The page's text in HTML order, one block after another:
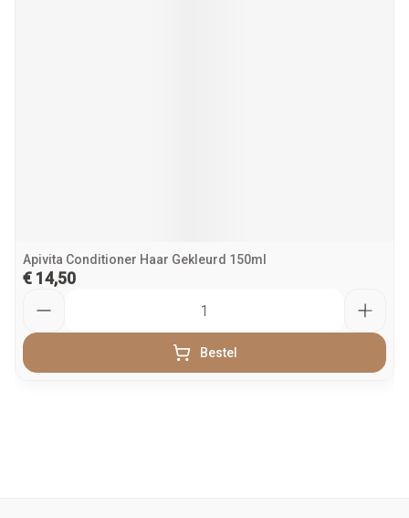
Apivita Conditioner Haar Gekleurd 150ml
€ 14,50
Bestel